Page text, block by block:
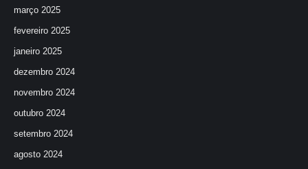
março 2025
fevereiro 2025
janeiro 2025
dezembro 2024
novembro 2024
outubro 2024
setembro 2024
agosto 2024